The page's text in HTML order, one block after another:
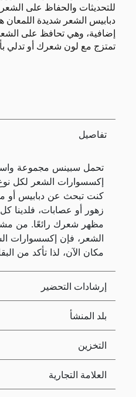
للتحديثات والحفاظ على
دبابيس الشعر شديدة
إضافية، وهي تحافظ على
تمتزج مع لون شعرك أو تدلي
تفاصيل
تحمل سبينس مجموعة
إكسسوارات الشعر لكل
كنت تبحث عن دبابيس أو
زهور أو عصابات، فلدينا
مظهر شعرك رائعًا. من
الشعر، فإن إكسسوارات
مكان الآن، لذا تأكد من
إرشادات التحضير
بلد المنشأ
التخزين
العلامة التجارية